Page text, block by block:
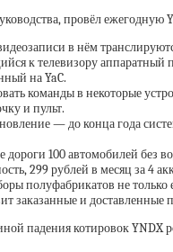
провёл
в нём
к телевизору аппаратный
на YaC.
команды в некоторые
и пульт.
— до конца года
100 автомобилей без
299 рублей в месяц за 4
полуфабрикатов не
заказанные и доставленные
падения котировок